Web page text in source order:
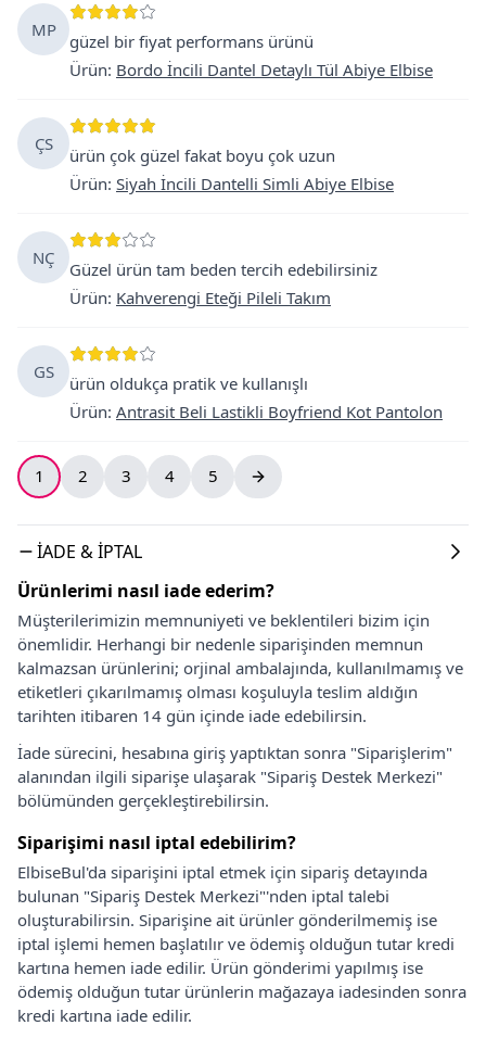
MP
güzel bir fiyat performans ürünü
Ürün: Bordo İncili Dantel Detaylı Tül Abiye Elbise
ÇS
ürün çok güzel fakat boyu çok uzun
Ürün: Siyah İncili Dantelli Simli Abiye Elbise
NÇ
Güzel ürün tam beden tercih edebilirsiniz
Ürün: Kahverengi Eteği Pileli Takım
GS
ürün oldukça pratik ve kullanışlı
Ürün: Antrasit Beli Lastikli Boyfriend Kot Pantolon
1 2 3 4 5
İADE & İPTAL
Ürünlerimi nasıl iade ederim?
Müşterilerimizin memnuniyeti ve beklentileri bizim için
önemlidir. Herhangi bir nedenle siparişinden memnun
kalmazsan ürünlerini; orjinal ambalajında, kullanılmamış ve
etiketleri çıkarılmamış olması koşuluyla teslim aldığın
tarihten itibaren 14 gün içinde iade edebilirsin.
İade sürecini, hesabına giriş yaptıktan sonra "Siparişlerim"
alanından ilgili siparişe ulaşarak "Sipariş Destek Merkezi"
bölümünden gerçekleştirebilirsin.
Siparişimi nasıl iptal edebilirim?
ElbiseBul'da siparişini iptal etmek için sipariş detayında
bulunan "Sipariş Destek Merkezi"'nden iptal talebi
oluşturabilirsin. Siparişine ait ürünler gönderilmemiş ise
iptal işlemi hemen başlatılır ve ödemiş olduğun tutar kredi
kartına hemen iade edilir. Ürün gönderimi yapılmış ise
ödemiş olduğun tutar ürünlerin mağazaya iadesinden sonra
kredi kartına iade edilir.